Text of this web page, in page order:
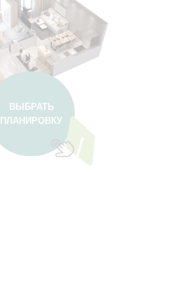
ВЫБРАТЬ
ПЛАНИРОВКУ